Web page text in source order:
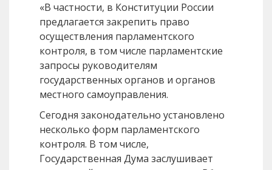
«В частности, в Конституции России
предлагается закрепить право
осуществления парламентского
контроля, в том числе парламентские
запросы руководителям
государственных органов и органов
местного самоуправления.
Сегодня законодательно установлено
несколько форм парламентского
контроля. В том числе,
Государственная Дума заслушивает